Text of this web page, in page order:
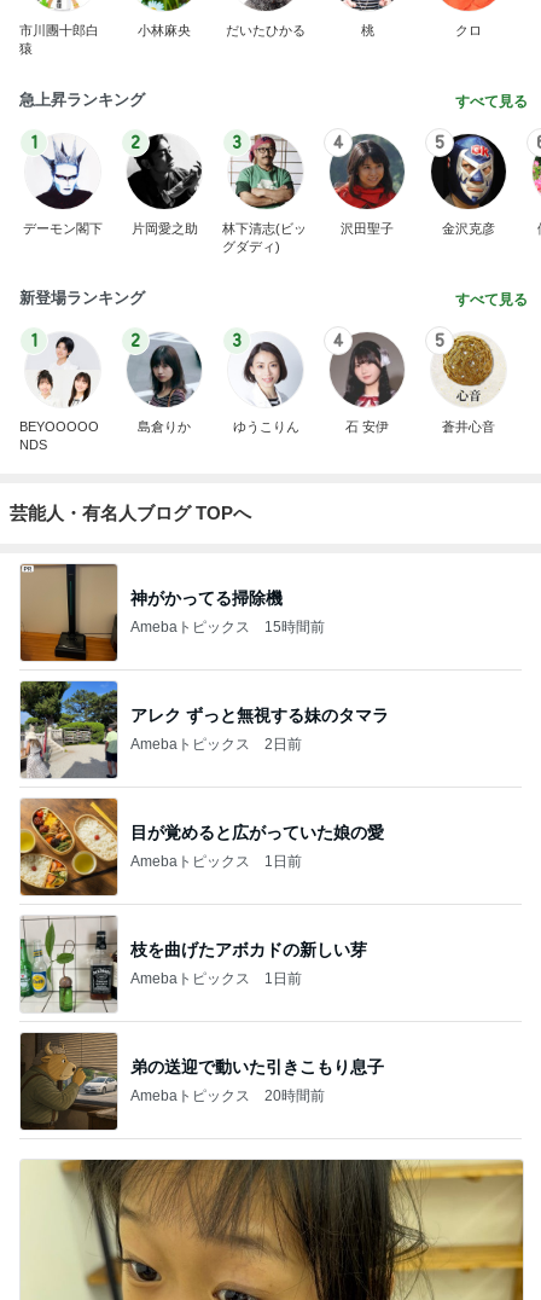
市川團十郎白
猿
小林麻央 だいたひかる 桃 クロ
急上昇ランキング すべて見る
1
デーモン閣下
2
片岡愛之助
3
林下清志(ビッ
グダディ)
4
沢田聖子
5
金沢克彦
新登場ランキング すべて見る
1
BEYOOOOO
NDS
2
島倉りか
3
ゆうこりん
4
石 安伊
5
蒼井心音
芸能人・有名人ブログ TOPへ
神がかってる掃除機
Amebaトピックス 15時間前
アレク ずっと無視する妹のタマラ
Amebaトピックス 2日前
目が覚めると広がっていた娘の愛
Amebaトピックス 1日前
枝を曲げたアボカドの新しい芽
Amebaトピックス 1日前
弟の送迎で動いた引きこもり息子
Amebaトピックス 20時間前